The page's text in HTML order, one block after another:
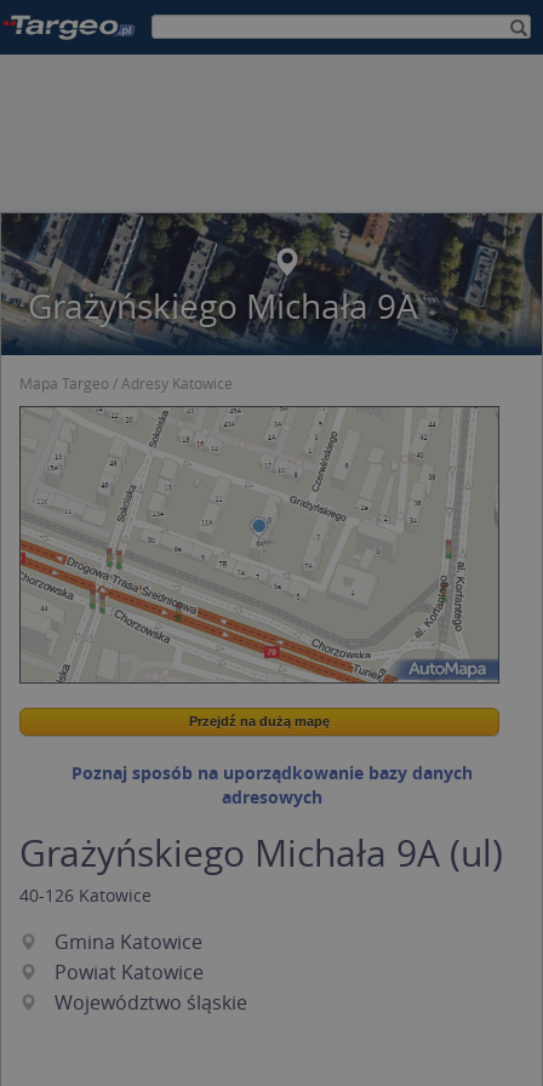
Grażyńskiego Michała 9A
Mapa Targeo Adresy Katowice
Wstaw tę mapkę na swoją stronę
Przejdź na dużą mapę
Przejdź na dużą mapę
Poznaj sposób na uporządkowanie bazy danych
adresowych
Grażyńskiego Michała 9A (ul)
40-126 Katowice
Gmina Katowice
Powiat Katowice
Województwo śląskie